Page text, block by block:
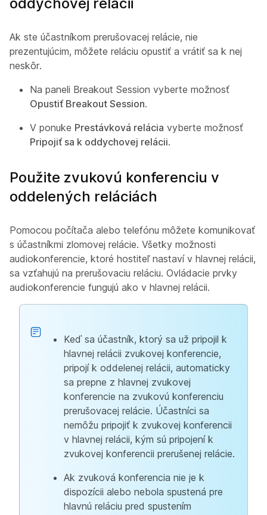
Ak ste účastníkom prerušovacej relácie, nie
prezentujúcim, môžete reláciu opustiť a vrátiť sa k nej
neskôr.
Na paneli Breakout Session vyberte možnosť
Opustiť Breakout Session.
V ponuke Prestávková relácia vyberte možnosť
Pripojiť sa k oddychovej relácii.
Použite zvukovú konferenciu v
oddelených reláciách
Pomocou počítača alebo telefónu môžete komunikovať
s účastníkmi zlomovej relácie. Všetky možnosti
audiokonferencie, ktoré hostiteľ nastaví v hlavnej relácii,
sa vzťahujú na prerušovaciu reláciu. Ovládacie prvky
audiokonferencie fungujú ako v hlavnej relácii.
Keď sa účastník, ktorý sa už pripojil k
hlavnej relácii zvukovej konferencie,
pripojí k oddelenej relácii, automaticky
sa prepne z hlavnej zvukovej
konferencie na zvukovú konferenciu
prerušovacej relácie. Účastníci sa
nemôžu pripojiť k zvukovej konferencii
v hlavnej relácii, kým sú pripojení k
zvukovej konferencii prerušenej relácie.
Ak zvuková konferencia nie je k
dispozícii alebo nebola spustená pre
hlavnú reláciu pred spustením